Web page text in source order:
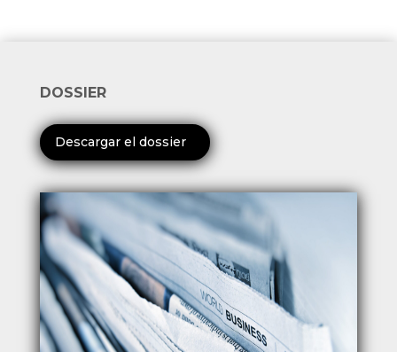
DOSSIER
Descargar el dossier